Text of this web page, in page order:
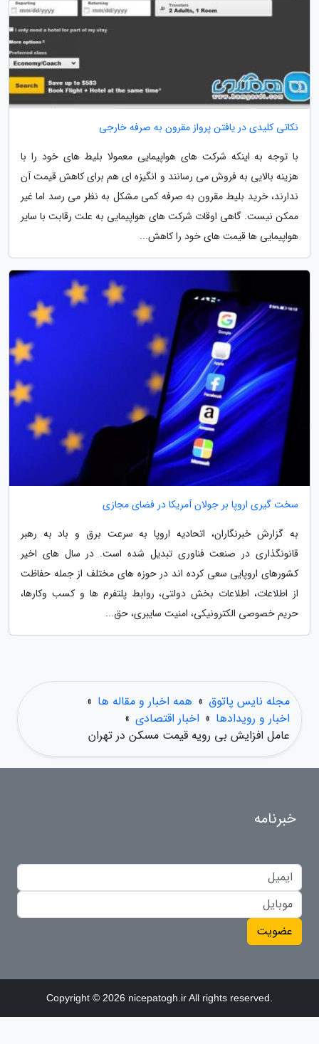
نکاتی کلیدی در یافتن پرواز مقرون به صرفه خارجی
با توجه به اینکه شرکت های هواپیمایی معمولا بلیط های خود را با
هزینه بالایی به فروش می رسانند و انگیزه ای هم برای کاهش قیمت آن
ندارند، خرید بلیط مقرون به صرفه کمی مشکل به نظر می رسد اما غیر
ممکن نیست. گاهی اوقات شرکت های هواپیمایی به علت رقابت با سایر
هواپیمایی ها قیمت های خود را کاهش...
سخت گیری اروپا بر جولان آمریکا در فضای مجازی
به گزارش خبرنگاران، اتحادیه اروپا به سرعت برق و باد به رهبر
قانونگذاری در صنعت فناوری تبدیل شده است. در سال های اخیر
کشورهای اروپایی سعی کرده اند در حوزه های مختلف از جمله حفاظت
از اطلاعات، اطلاعات بخش دولتی، روابط پلتفرم ها و کسب وکارها،
حریم خصوصی الکترونیکی، امنیت سایبری، حق...
مجله نایس پاتوق » همه اخبار و مقاله ها »
اخبار و رویدادها » اخبار اقتصادی »
عامل افزایش بی رویه قیمت مسکن در تهران
خبرنامه
عضویت
Copyright © 2026 nicepatogh.ir All rights reserved.